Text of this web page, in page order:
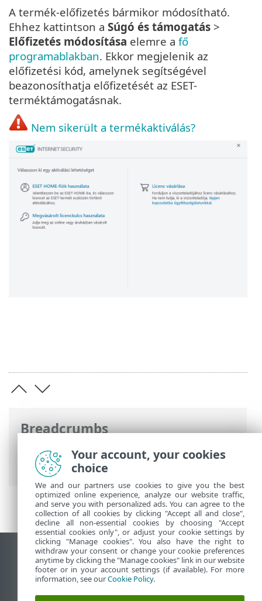
Breadcrumbs
ESET Online súgó>ESET Internet
Security >Licenc aktiválása
A termék-előfizetés bármikor módosítható.
Ehhez kattintson a Súgó és támogatás >
Előfizetés módosítása elemre a fő
programablakban. Ekkor megjelenik az
előfizetési kód, amelynek segítségével
beazonosíthatja előfizetését az ESET-
terméktámogatásnak.
Nem sikerült a termékaktiválás?
Asztali webhely megtekintése
End of Life
Az ESET tudásbázisa
Your account, your cookies
choice
We and our partners use cookies to give you the best
optimized online experience, analyze our website traffic,
and serve you with personalized ads. You can agree to the
collection of all cookies by clicking "Accept all and close",
decline all non-essential cookies by choosing "Accept
essential cookies only", or adjust your cookie settings by
clicking "Manage cookies". You also have the right to
withdraw your consent or change your cookie preferences
anytime by clicking the "Manage cookies" link in our website
footer or in your account settings (if available). For more
information, see ourCookie Policy.